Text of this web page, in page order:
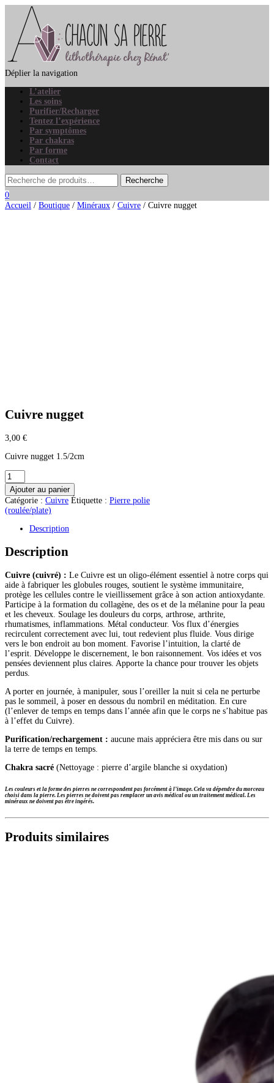
Déplier la navigation
L’atelier
Les soins
Purifier/Recharger
Tentez l’expérience
Par symptômes
Par chakras
Par forme
Contact
0
Accueil / Boutique / Minéraux / Cuivre / Cuivre nugget
Cuivre nugget
3,00 €
Cuivre nugget 1.5/2cm
quantité
de
Cuivre
nugget
Ajouter au panier
Catégorie : Cuivre Étiquette : Pierre polie
(roulée/plate)
Description
Description
Cuivre (cuivré) : Le Cuivre est un oligo-élément essentiel à notre corps qui
aide à fabriquer les globules rouges, soutient le système immunitaire,
protège les cellules contre le vieillissement grâce à son action antioxydante.
Participe à la formation du collagène, des os et de la mélanine pour la peau
et les cheveux. Soulage les douleurs du corps, arthrose, arthrite,
rhumatismes, inflammations. Métal conducteur. Vos flux d’énergies
recirculent correctement avec lui, tout redevient plus fluide. Vous dirige
vers le bon endroit au bon moment. Favorise l’intuition, la clarté de
l’esprit. Développe le discernement, le bon raisonnement. Vos idées et vos
pensées deviennent plus claires. Apporte la chance pour trouver les objets
perdus.
A porter en journée, à manipuler, sous l’oreiller la nuit si cela ne perturbe
pas le sommeil, à poser en dessous du nombril en méditation. En cure
(l’enlever de temps en temps dans l’année afin que le corps ne s’habitue pas
à l’effet du Cuivre).
Purification/rechargement : aucune mais appréciera être mis dans ou sur
la terre de temps en temps.
Chakra sacré (Nettoyage : pierre d’argile blanche si oxydation)
Les couleurs et la forme des pierres ne correspondent pas forcément à l’image. Cela va dépendre du morceau
choisi dans la pierre. Les pierres ne doivent pas remplacer un avis médical ou un traitement médical. Les
minéraux ne doivent pas être ingérés.
Produits similaires